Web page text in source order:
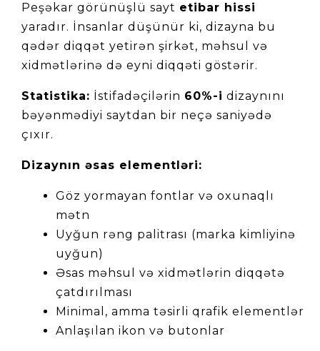
Peşəkar görünüşlü sayt etibar hissi
yaradır. İnsanlar düşünür ki, dizayna bu
qədər diqqət yetirən şirkət, məhsul və
xidmətlərinə də eyni diqqəti göstərir.
Statistika: İstifadəçilərin 60%-i dizaynını
bəyənmədiyi saytdan bir neçə saniyədə
çıxır.
Dizaynın əsas elementləri:
Göz yormayan fontlar və oxunaqlı
mətn
Uyğun rəng palitrası (marka kimliyinə
uyğun)
Əsas məhsul və xidmətlərin diqqətə
çatdırılması
Minimal, amma təsirli qrafik elementlər
Anlaşılan ikon və butonlar